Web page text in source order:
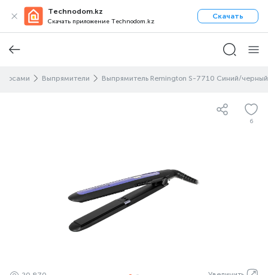
Technodom.kz
Скачать приложение Technodom.kz
Скачать
Выпрямители Выпрямитель Remington S-7710 Синий/черный
6